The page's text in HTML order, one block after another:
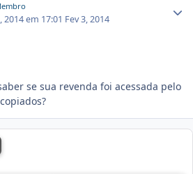
2014 em 17:01 Fev 3, 2014
se sua revenda foi acessada pelo